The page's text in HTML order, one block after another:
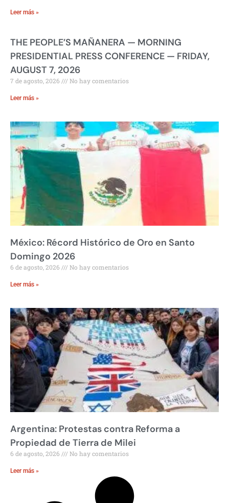
Leer más »
THE PEOPLE’S MAÑANERA — MORNING
PRESIDENTIAL PRESS CONFERENCE — FRIDAY,
AUGUST 7, 2026
7 de agosto, 2026 No hay comentarios
Leer más »
México: Récord Histórico de Oro en Santo
Domingo 2026
6 de agosto, 2026 No hay comentarios
Leer más »
Argentina: Protestas contra Reforma a
Propiedad de Tierra de Milei
6 de agosto, 2026 No hay comentarios
Leer más »